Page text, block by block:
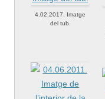
4.02.2017. Imatge
del tub.